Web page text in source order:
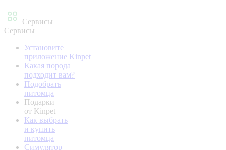
Сервисы
Сервисы
Установите
приложение Kinpet
Какая порода
подходит вам?
Подобрать
питомца
Подарки
от Kinpet
Как выбрать
и купить
питомца
Симулятор